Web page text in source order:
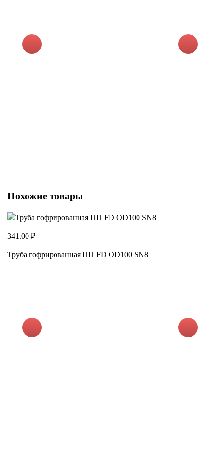
Похожие товары
341.00 ₽
Труба гофрированная ПП FD OD100 SN8